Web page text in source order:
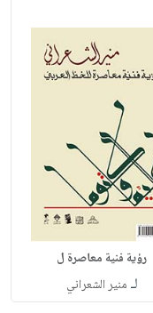
رؤية فنية معاصرة ل
لـ منير الشعراني